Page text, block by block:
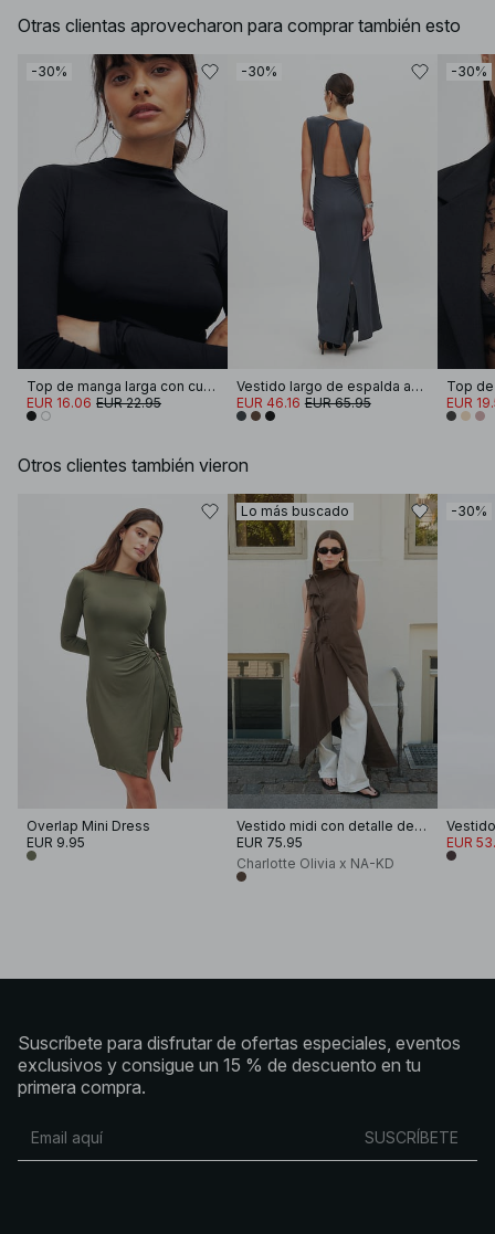
Otras clientas aprovecharon para comprar también esto
-30%
Top de manga larga con cuello de embudo Soft Line
EUR 16.06 EUR 22.95
-30%
Vestido largo de espalda abierta
EUR 46.16 EUR 65.95
-30%
EUR
Otros clientes también vieron
Overlap Mini Dress
EUR 9.95
Lo más buscado
Vestido midi con detalle de solapa superpuesta
EUR 75.95
Charlotte Olivia x NA-KD
-30%
EUR
Suscríbete para disfrutar de ofertas especiales, eventos
exclusivos y consigue un 15 % de descuento en tu
primera compra.
SUSCRÍBETE